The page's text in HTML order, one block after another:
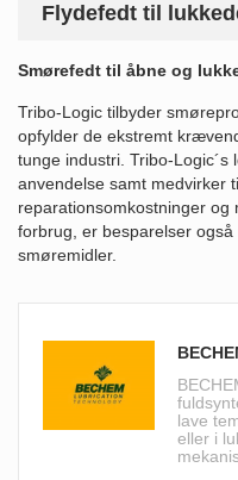
Flydefedt til
Smørefedt til åbne og
Tribo-Logic tilbyder
opfylder de ekstremt
tunge industri. Tribo-
anvendelse samt medvirker
reparationsomkostninger
forbrug, er besparelser
smøremidler.
lave
eller i